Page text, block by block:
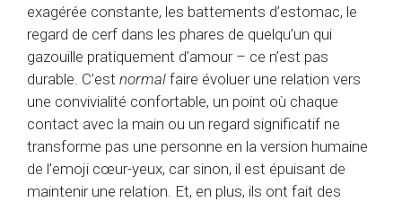
exagérée constante, les battements d’estomac, le
regard de cerf dans les phares de quelqu’un qui
gazouille pratiquement d’amour – ce n’est pas
durable. C’est normal faire évoluer une relation vers
une convivialité confortable, un point où chaque
contact avec la main ou un regard significatif ne
transforme pas une personne en la version humaine
de l’emoji cœur-yeux, car sinon, il est épuisant de
maintenir une relation. Et, en plus, ils ont fait des